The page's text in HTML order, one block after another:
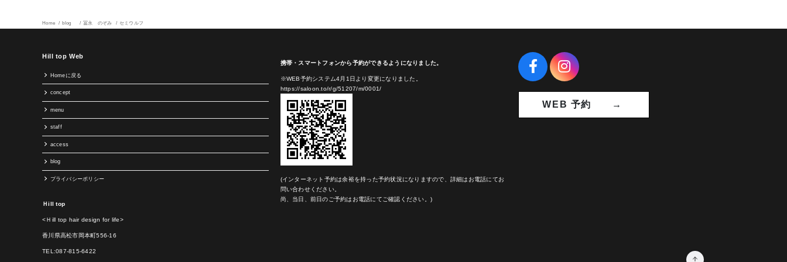
Home blog 冨永 のぞみ セミウルフ
Hill top Web
Homeに戻る
concept
menu
staff
access
blog
プライバシーポリシー
Ｈill top
<Ｈill top hair design for life>
香川県高松市岡本町556-16
TEL:087-815-6422
携帯・スマートフォンから予約ができるようになりました。
※WEB予約システム4月1日より変更になりました。
https://saloon.to/r/g/51207/m/0001/
(インターネット予約は余裕を持った予約状況になりますので、詳細はお電話にてお
問い合わせください。
尚、当日、前日のご予約はお電話にてご確認ください。)
WEB 予約 →